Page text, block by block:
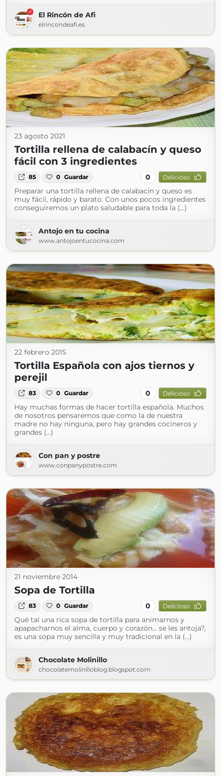
El Rincón de Afi
elrincondeafi.es
23 agosto 2021
Tortilla rellena de calabacín y queso
fácil con 3 ingredientes
85 0 Guardar 0 Delicioso
Preparar una tortilla rellena de calabacín y queso es
muy fácil, rápido y barato. Con unos pocos ingredientes
conseguiremos un plato saludable para toda la (...)
Antojo en tu cocina
www.antojoentucocina.com
22 febrero 2015
Tortilla Española con ajos tiernos y
perejil
83 0 Guardar 0 Delicioso
Hay muchas formas de hacer tortilla española. Muchos
de nosotros pensaremos que como la de nuestra
madre no hay ninguna, pero hay grandes cocineros y
grandes (...)
Con pan y postre
www.conpanypostre.com
21 noviembre 2014
Sopa de Tortilla
83 0 Guardar 0 Delicioso
Qué tal una rica sopa de tortilla para animarnos y
apapacharnos el alma, cuerpo y corazón... se les antoja?,
es una sopa muy sencilla y muy tradicional en la (...)
Chocolate Molinillo
chocolatemolinilloblog.blogspot.com